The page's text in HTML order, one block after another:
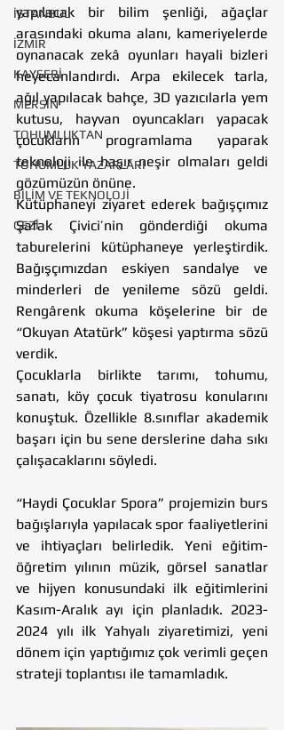
İSTANBUL
İZMİR
KAYSERİ
MERSİN
TOHUMLUKTAN
TOHUMLUK YAZARLARI
BİLİM VE TEKNOLOJİ
GEZİ
yapılacak bir bilim şenliği, ağaçlar
arasındaki okuma alanı, kameriyelerde
oynanacak zekâ oyunları hayali bizleri
heyecanlandırdı. Arpa ekilecek tarla,
ağıl yapılacak bahçe, 3D yazıcılarla yem
kutusu, hayvan oyuncakları yapacak
çocukların programlama yaparak
teknoloji ile haşır neşir olmaları geldi
gözümüzün önüne.
Kütüphaneyi ziyaret ederek bağışçımız
Şafak Çivici’nin gönderdiği okuma
taburelerini kütüphaneye yerleştirdik.
Bağışçımızdan eskiyen sandalye ve
minderleri de yenileme sözü geldi.
Rengârenk okuma köşelerine bir de
“Okuyan Atatürk” köşesi yaptırma sözü
verdik.
Çocuklarla birlikte tarımı, tohumu,
sanatı, köy çocuk tiyatrosu konularını
konuştuk. Özellikle 8.sınıflar akademik
başarı için bu sene derslerine daha sıkı
çalışacaklarını söyledi.
“Haydi Çocuklar Spora” projemizin burs
bağışlarıyla yapılacak spor faaliyetlerini
ve ihtiyaçları belirledik. Yeni eğitim-
öğretim yılının müzik, görsel sanatlar
ve hijyen konusundaki ilk eğitimlerini
Kasım-Aralık ayı için planladık. 2023-
2024 yılı ilk Yahyalı ziyaretimizi, yeni
dönem için yaptığımız çok verimli geçen
strateji toplantısı ile tamamladık.